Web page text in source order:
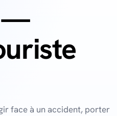
face à un accident, porter